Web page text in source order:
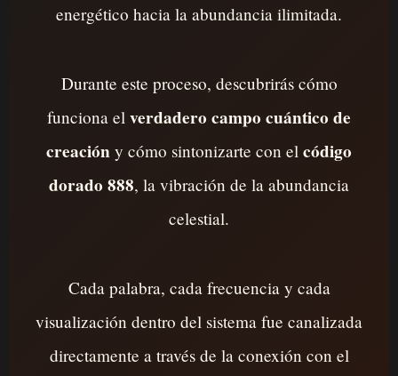
energético hacia la abundancia ilimitada.
Durante este proceso, descubrirás cómo
funciona el verdadero campo cuántico de
creación y cómo sintonizarte con el código
dorado 888, la vibración de la abundancia
celestial.
Cada palabra, cada frecuencia y cada
visualización dentro del sistema fue canalizada
directamente a través de la conexión con el